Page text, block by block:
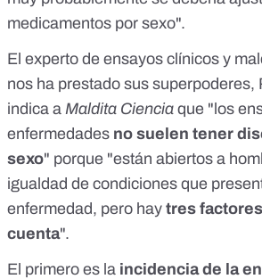
medicamentos por sexo".
El experto de ensayos clínicos y
nos ha prestado sus superpoderes,
indica a Maldita Ciencia que "los
enfermedades no suelen tener
sexo" porque "están abiertos a
igualdad de condiciones que
enfermedad, pero hay tres
cuenta".
El primero es la incidencia de la